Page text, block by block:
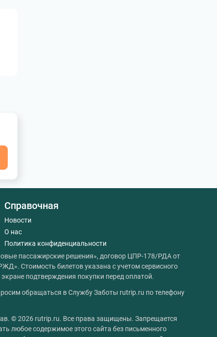
Справочная
Новости
О нас
Политика конфиденциальности
пассажирские решения», договор ЦПР-178/РДА от
Стоимость билетов указана с учетом сервисного
подтверждения покупки перед оплатой.
обращаться в Службу Заботы rutrip.ru по телефону
© 2026 rutrip.ru. Все права защищены. Запрещается
любое содержимое этого сайта без письменного